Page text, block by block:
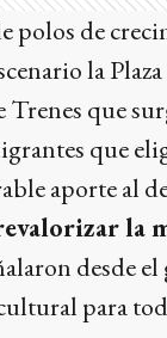
polos de
la
Trenes que
que
aporte al
la
desde
para